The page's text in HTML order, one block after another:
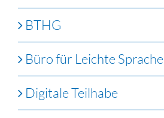
BTHG
Büro für Leichte Sprache
Digitale Teilhabe